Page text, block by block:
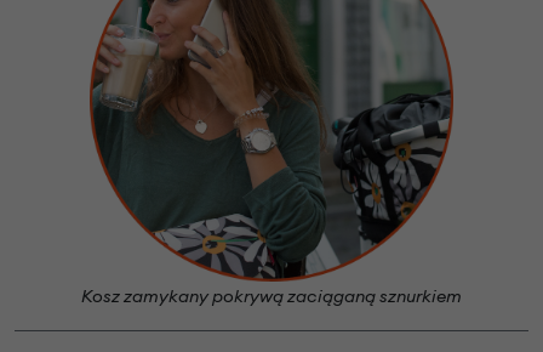
Kosz zamykany pokrywą zaciąganą sznurkiem